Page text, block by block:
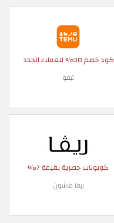
كود خصم 30% للعملاء الجدد
تيمو
كوبونات حصرية بقيمة 7%
ريفا فاشون